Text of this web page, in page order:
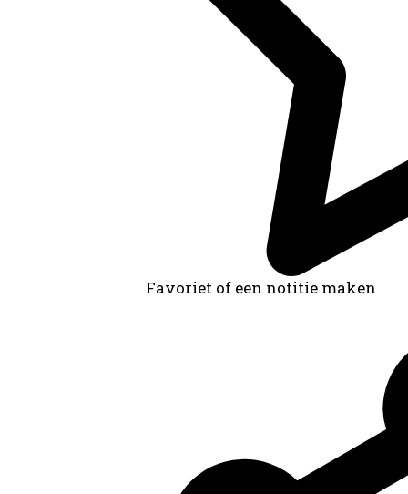
Favoriet of een notitie maken